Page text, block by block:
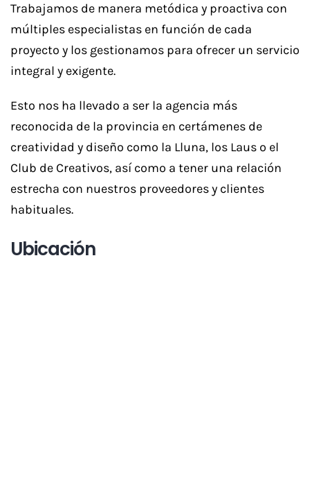
Trabajamos de manera metódica y proactiva con
múltiples especialistas en función de cada
proyecto y los gestionamos para ofrecer un servicio
integral y exigente.
Esto nos ha llevado a ser la agencia más
reconocida de la provincia en certámenes de
creatividad y diseño como la Lluna, los Laus o el
Club de Creativos, así como a tener una relación
estrecha con nuestros proveedores y clientes
habituales.
Ubicación